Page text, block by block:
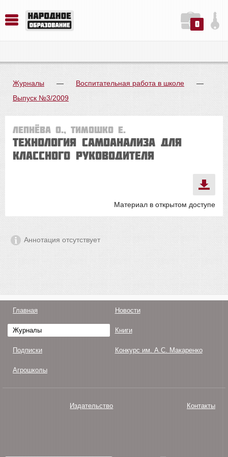
0
Журналы — Воспитательная работа в школе
—
Выпуск №3/2009
Лепнёва О., Тимошко Е.
Технология самоанализа для
классного руководителя
Материал в открытом доступе
Аннотация отсутствует
Главная Новости
Журналы Книги
Подписки Конкурс им. А.С. Макаренко
Агрошколы
Издательство Контакты